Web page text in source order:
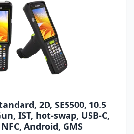
2D, SE5500, 10.5
IST, hot-swap, USB-C,
Android, GMS